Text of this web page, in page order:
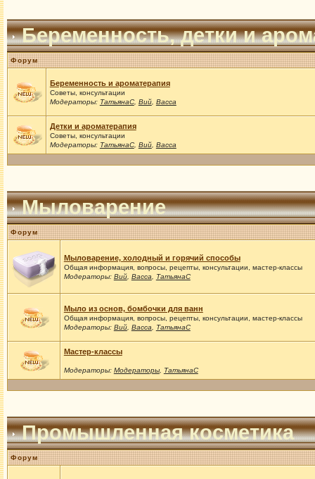
Беременность, детки и
Форум
Беременность и ароматерапия
Советы, консультации
Модераторы: ТатьянаС, Вий, Васса
Детки и ароматерапия
Советы, консультации
Модераторы: ТатьянаС, Вий, Васса
Мыловарение
Форум
Мыловарение, холодный и горячий способы
Общая информация, вопросы, рецепты, консультации, мастер-классы
Модераторы: Вий, Васса ТатьянаС
Мыло из основ, бомбочки для ванн
Общая информация, вопросы, рецепты, консультации, мастер-классы
Модераторы: Вий, Васса ТатьянаС
Мастер-классы
Модераторы: Модераторы, ТатьянаС
Промышленная косметика
Форум